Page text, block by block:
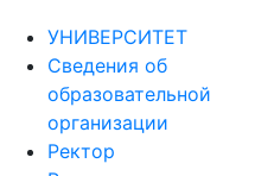
УНИВЕРСИТЕТ
Сведения об
образовательной
организации
Ректор